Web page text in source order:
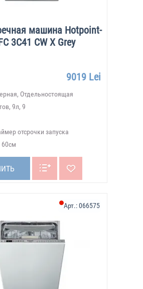
машина Hotpoint-
3C41 CW X Grey
9019 Lei
Отдельностоящая
9л, 9
отсрочки запуска
60см
Арт.:066575